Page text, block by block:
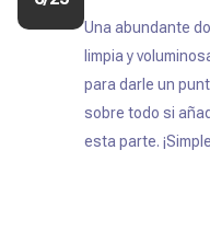
Una abundante
limpia y
para darle un
sobre todo si
esta parte.